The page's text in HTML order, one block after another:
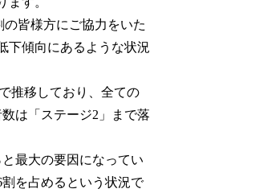
皆様方にご協力をいた
下傾向にあるような状況
推移しており、全ての
は「ステージ2」まで落
最大の要因になってい
を占めるという状況で